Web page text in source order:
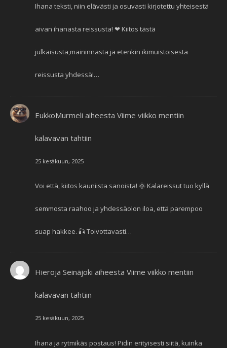
Ihana teksti, niin elävästi ja osuvasti kirjotettu yhteisestä
aivan ihanasta reissusta! ❤ Kiitos tästä
julkaisusta,maininnasta ja etenkin ikimuistoisesta
reissusta yhdessä!…
EukkoMurmeli aiheesta Viime viikko mentiin
kalavavan tahtiin
25 kesäkuun, 2025
Voi että, kiitos kauniista sanoista! 🌞 Kalareissut tuo kyllä
semmosta raahoo ja yhdessäolon iloa, että parempoo
suap hakkee. 🎣 Toivottavasti…
Hieroja Seinäjoki aiheesta Viime viikko mentiin
kalavavan tahtiin
25 kesäkuun, 2025
Ihana ja rytmikäs postaus! Pidin erityisesti siitä, kuinka